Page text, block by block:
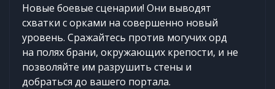
Новые боевые сценарии! Они выводят
схватки с орками на совершенно новый
уровень. Сражайтесь против могучих орд
на полях брани, окружающих крепости, и не
позволяйте им разрушить стены и
добраться до вашего портала.